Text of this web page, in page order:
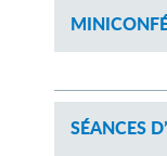
SÉANCES